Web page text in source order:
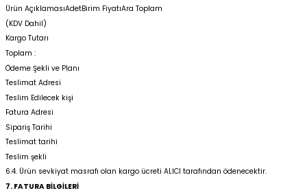
Ürün AçıklamasıAdetBirim FiyatıAra Toplam
(KDV Dahil)
Kargo Tutarı
Toplam :
Ödeme Şekli ve Planı
Teslimat Adresi
Teslim Edilecek kişi
Fatura Adresi
Sipariş Tarihi
Teslimat tarihi
Teslim şekli
6.4. Ürün sevkiyat masrafı olan kargo ücreti ALICI tarafından ödenecektir.
7. FATURA BİLGİLERİ